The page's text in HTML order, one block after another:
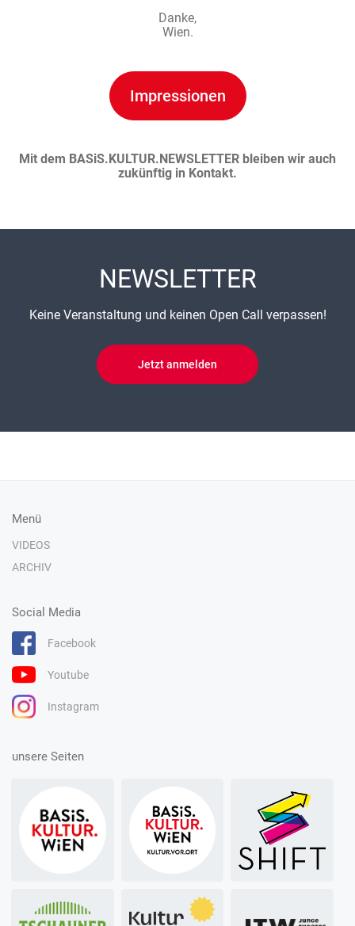
Danke,
Wien.
Impressionen
Mit dem BASiS.KULTUR.NEWSLETTER bleiben wir auch
zukünftig in Kontakt.
NEWSLETTER
Keine Veranstaltung und keinen Open Call verpassen!
Jetzt anmelden
Menü
VIDEOS
ARCHIV
Social Media
Facebook
Youtube
Instagram
unsere Seiten